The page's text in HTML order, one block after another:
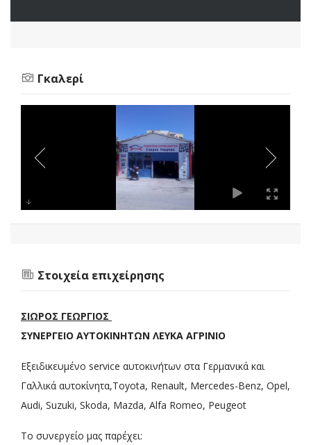
Γκαλερί
Στοιχεία επιχείρησης
ΣΙΩΡΟΣ ΓΕΩΡΓΙΟΣ
ΣΥΝΕΡΓΕΙΟ ΑΥΤΟΚΙΝΗΤΩΝ ΛΕΥΚΑ ΑΓΡΙΝΙΟ
Εξειδικευμένο service αυτοκινήτων στα Γερμανικά και
Γαλλικά αυτοκίνητα,Toyota, Renault, Mercedes-Benz, Opel,
Audi, Suzuki, Skoda, Mazda, Alfa Romeo, Peugeot
Το συνεργείο μας παρέχει: